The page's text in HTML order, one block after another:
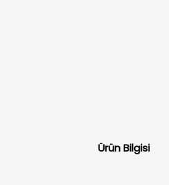
Ürün Bilgisi